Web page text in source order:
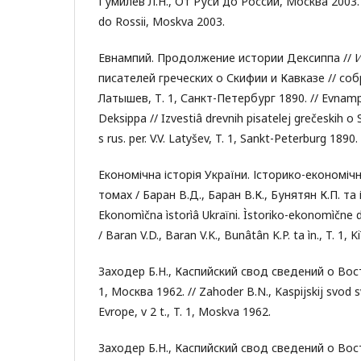
do Rossii, Moskva 2003.
Евнампий. Продолжение истории Дексиппа //
писателей греческих о Скифии и Кавказе //
Латышев, Т. 1, Санкт-Петербург 1890. //
Deksippa // Izvestiâ drevnih pisatelej grečeskih o
s rus. per. V.V. Latyšev, T. 1, Sankt-Peterburg 1890.
Економічна історія України. Історико-
томах / Баран В.Д., Баран В.К., Бунятян К.П. та
Ekonomìčna ìstorìâ Ukraïni. Ìstoriko-ekonomìčne
/ Baran V.D., Baran V.K., Bunâtân K.P. ta ìn., T. 1,
Заходер Б.Н., Каспийский свод сведений о
1, Москва 1962. // Zahoder B.N., Kaspijskij svod
Evrope, v 2 t., T. 1, Moskva 1962.
Заходер Б.Н., Каспийский свод сведений о